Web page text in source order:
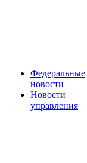
Федеральные
новости
Новости
управления